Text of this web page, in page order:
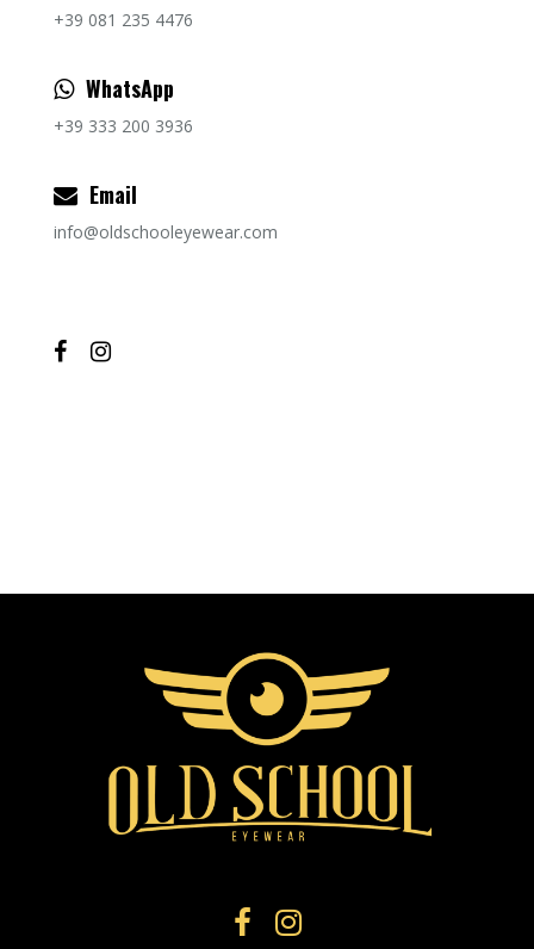
+39 081 235 4476
WhatsApp
+39 333 200 3936
Email
info@oldschooleyewear.com